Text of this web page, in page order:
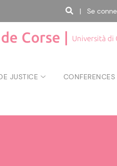
| Se
Corse | Università di
JUSTICE